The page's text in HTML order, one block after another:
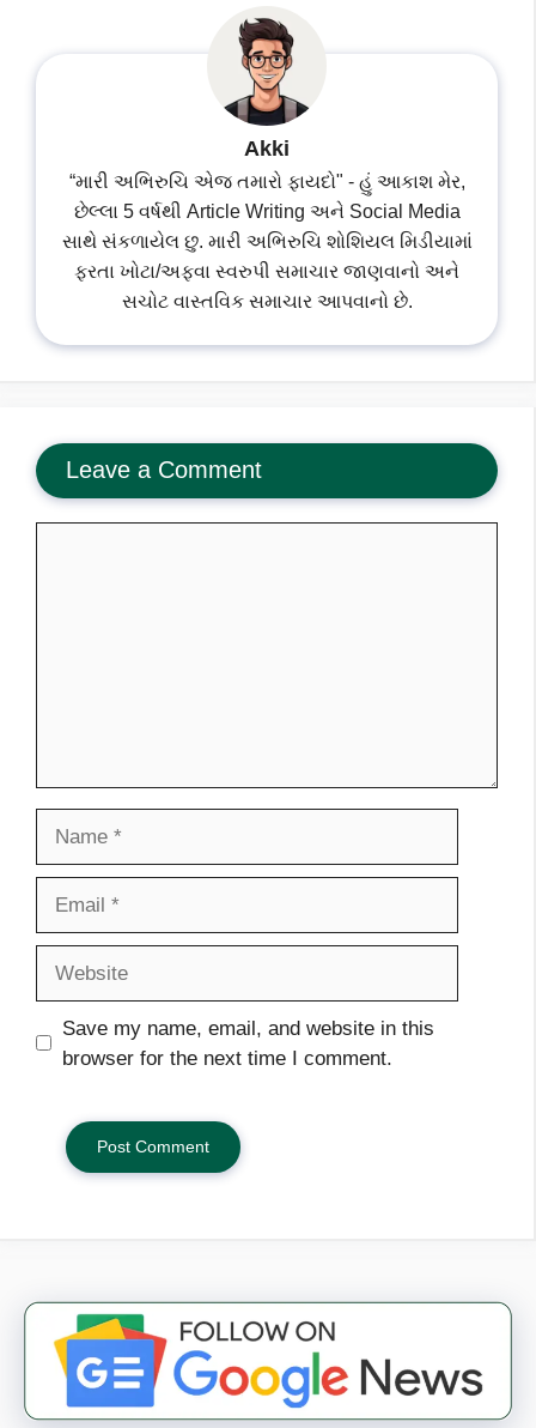
Akki
“મારી અભિરુચિ એજ તમારો ફાયદો" - હું આકાશ મેર,
છેલ્લા 5 વર્ષથી Article Writing અને Social Media
સાથે સંકળાયેલ છુ. મારી અભિરુચિ શોશિયલ મિડીયામાં
ફરતા ખોટા/અફવા સ્વરુપી સમાચાર જાણવાનો અને
સચોટ વાસ્તવિક સમાચાર આપવાનો છે.
Leave a Comment
Save my name, email, and website in this
browser for the next time I comment.